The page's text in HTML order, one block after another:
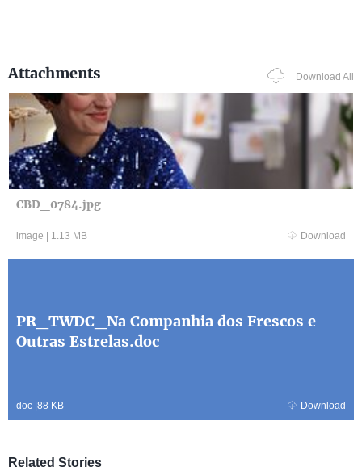
Attachments Download All
CBD_0784.jpg
image 1.13 MB Download
PR_TWDC_Na Companhia dos Frescos e
Outras Estrelas.doc
doc 88 KB Download
Related Stories